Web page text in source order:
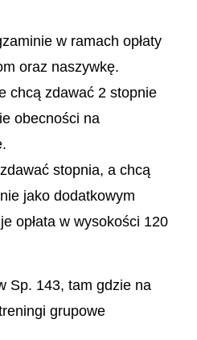
w ramach opłaty
oraz naszywkę.
chcą zdawać 2 stopnie
obecności na
stopnia, a chcą
jako dodatkowym
opłata w wysokości 120
Sp. 143, tam gdzie na
grupowe